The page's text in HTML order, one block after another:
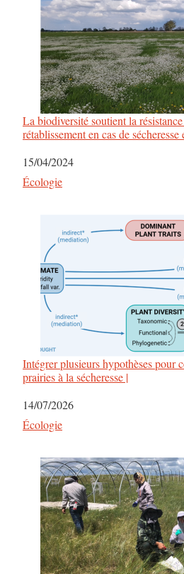
La biodiversité soutient la
rétablissement en cas de sécheresse
Date
15/04/2024
Par rapport à
Écologie
Intégrer plusieurs hypothèses pour
prairies à la sécheresse |
Date
14/07/2026
Par rapport à
Écologie